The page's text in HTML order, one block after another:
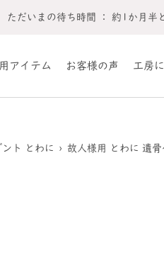
ただいまの待ち時間 ： 約1か月半
アイテム お客様の声 工房
ト とわに › 故人様用 とわに 遺